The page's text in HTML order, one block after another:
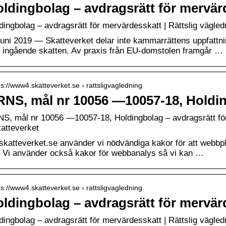
– avdragsrätt för
– avdragsrätt för mervärdesskatt | Rättslig
2019 — Skatteverket delar inte kammarrättens
ingående skatten. Av praxis från EU-domstolen framgår …
www4.skatteverket.se › rattsligvagledning
mål nr 10056 —10057-18,
mål nr 10056 —10057-18, Holdingbolag – avdragsrätt
använder vi nödvändiga kakor för att
Vi använder också kakor för webbanalys så vi kan …
www4.skatteverket.se › rattsligvagledning
– avdragsrätt för
– avdragsrätt för mervärdesskatt | Rättslig